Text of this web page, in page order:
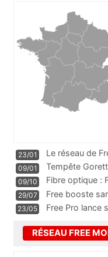
23/01
Le réseau de
m
09/01
Tempête
09/10
Fibre optique :
pass
29/07
Free booste
23/05 Free Pro lance
RÉSEAU FREE